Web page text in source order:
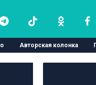
Авторская колонка